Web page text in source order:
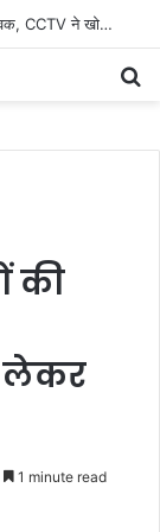
फर्जी पेमेंट का स्क्रीनशॉट दिखाकर पेट्रोल भरवाता था युवक, CCTV ने खोला राज; मारुती बलेनो समेत आरोपी गिरफ्तार
की
लेकर
1 minute read